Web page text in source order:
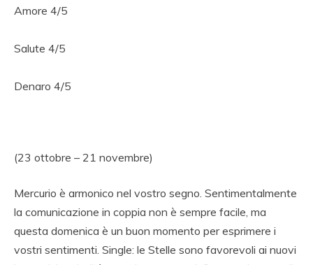
Amore 4/5
Salute 4/5
Denaro 4/5
(23 ottobre – 21 novembre)
Mercurio è armonico nel vostro segno. Sentimentalmente
la comunicazione in coppia non è sempre facile, ma
questa domenica è un buon momento per esprimere i
vostri sentimenti. Single: le Stelle sono favorevoli ai nuovi